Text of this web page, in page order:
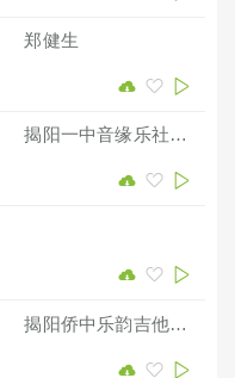
郑健生
揭阳一中音缘乐社Meteor乐队
揭阳侨中乐韵吉他社Zenband4乐队